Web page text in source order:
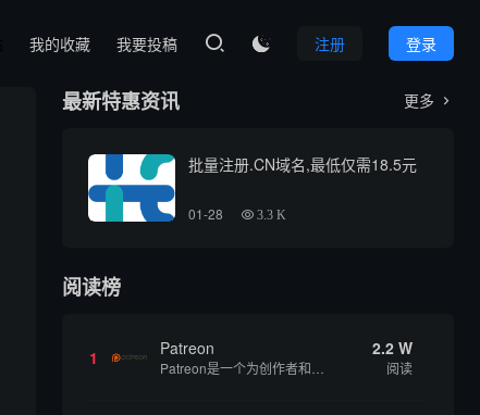
登录
注册

我的收藏 我要投稿
最新特惠资讯 更多 
批量注册.CN域名,最低仅需18.5元
01-28 3.3 K
阅读榜
1 Patreon 2.2 W
阅读